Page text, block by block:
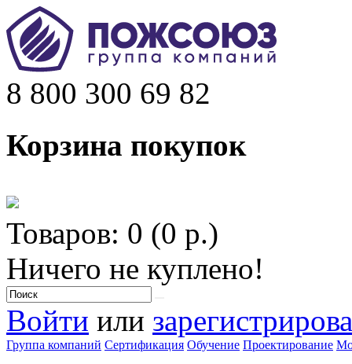
8 800 300 69 82
Корзина покупок
Товаров: 0 (0 р.)
Ничего не куплено!
Войти или
Группа компаний Сертификация Обучение Проектирование